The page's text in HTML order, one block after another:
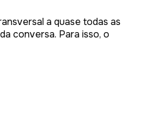
a quase todas as
conversa. Para isso, o